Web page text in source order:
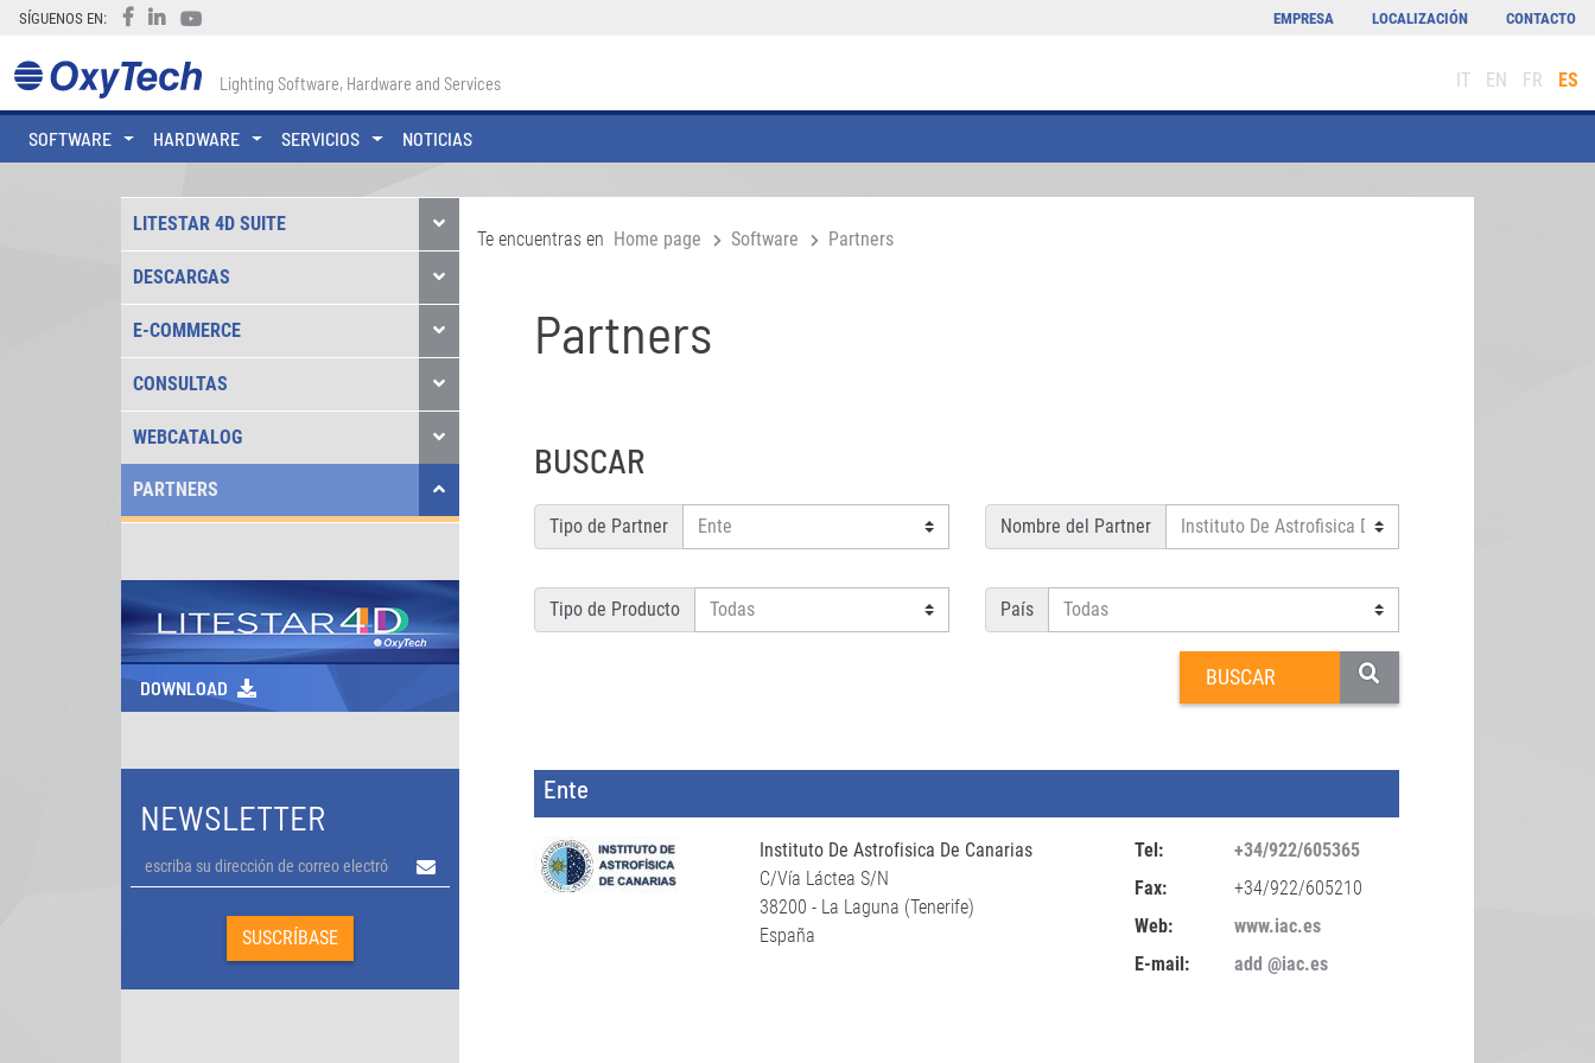
SÍGUENOS EN:
IT EN FR ES
Lighting Software, Hardware and Services
SOFTWARE HARDWARE SERVICIOS NOTICIAS
EMPRESA LOCALIZACIÓN CONTACTO
Te encuentras en Home page Software Partners
Partners
BUSCAR
Tipo de Partner Nombre del Partner
Tipo de Producto País
Ente
Instituto De Astrofisica De Canarias
C/Vía Láctea S/N
38200 - La Laguna (Tenerife)
España
Tel:
+34/922/605365
Fax:
+34/922/605210
Web:
www.iac.es
E-mail:
add @iac.es
LITESTAR 4D SUITE
DESCARGAS
E-COMMERCE
CONSULTAS
WEBCATALOG
PARTNERS
DOWNLOAD
NEWSLETTER